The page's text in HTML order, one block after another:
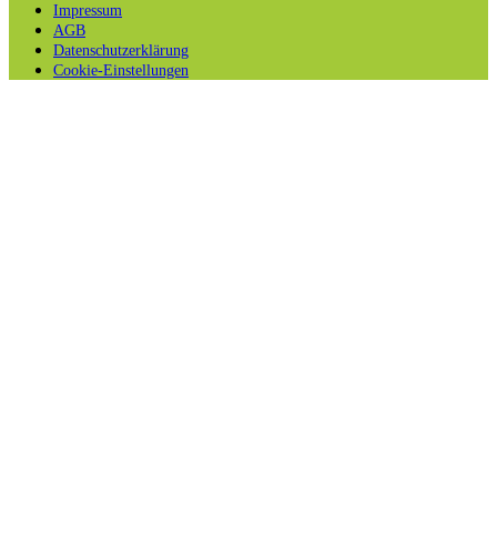
Impressum
AGB
Datenschutzerklärung
Cookie-Einstellungen